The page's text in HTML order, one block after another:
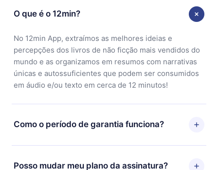
O que é o 12min?
No 12min App, extraímos as melhores ideias e
percepções dos livros de não ficção mais vendidos do
mundo e as organizamos em resumos com narrativas
únicas e autossuficientes que podem ser consumidos
em áudio e/ou texto em cerca de 12 minutos!
Como o período de garantia funciona?
Você pode baixar nosso aplicativo e começar a
aproveitar nossa biblioteca. Se por algum motivo não
Posso mudar meu plano da assinatura?